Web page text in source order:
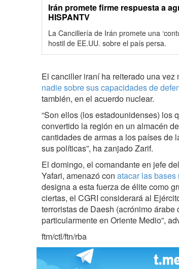
Irán promete firme respuesta a
HISPANTV
La Cancillería de Irán promete una
hostil de EE.UU. sobre el país persa.
El canciller iraní ha reiterado una vez
nadie sobre sus capacidades de
también, en el acuerdo nuclear.
“Son ellos (los estadounidenses) los
convertido la región en un almacén
cantidades de armas a los países de
sus políticas”, ha zanjado Zarif.
El domingo, el comandante en jefe
Yafari, amenazó con atacar las
designa a esta fuerza de élite como
ciertas, el CGRI considerará al
terroristas de Daesh (acrónimo
particularmente en Oriente Medio”,
ftm/ctl/ftn/rba